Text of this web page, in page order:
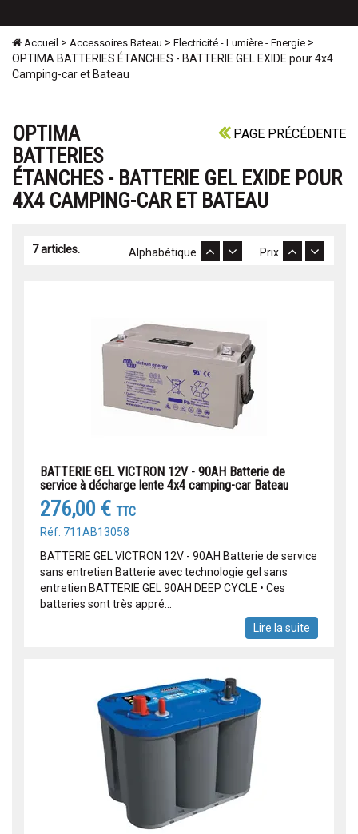
Accueil > Accessoires Bateau > Electricité - Lumière - Energie >
OPTIMA BATTERIES ÉTANCHES - BATTERIE GEL EXIDE pour 4x4
Camping-car et Bateau
PAGE PRÉCÉDENTE
OPTIMA
BATTERIES
ÉTANCHES - BATTERIE GEL EXIDE POUR
4X4 CAMPING-CAR ET BATEAU
7 articles. Prix
Alphabétique
BATTERIE GEL VICTRON 12V - 90AH Batterie de
service à décharge lente 4x4 camping-car Bateau
276,00 € TTC
Réf: 711AB13058
BATTERIE GEL VICTRON 12V - 90AH Batterie de service
sans entretien Batterie avec technologie gel sans
entretien BATTERIE GEL 90AH DEEP CYCLE • Ces
batteries sont très appré...
Lire la suite